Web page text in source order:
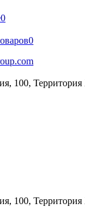
0
0
100,
100,